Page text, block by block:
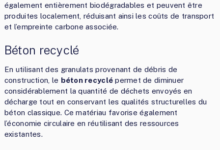
également entièrement biodégradables et peuvent être
produites localement, réduisant ainsi les coûts de transport
et l’empreinte carbone associée.
Béton recyclé
En utilisant des granulats provenant de débris de
construction, le béton recyclé permet de diminuer
considérablement la quantité de déchets envoyés en
décharge tout en conservant les qualités structurelles du
béton classique. Ce matériau favorise également
l’économie circulaire en réutilisant des ressources
existantes.